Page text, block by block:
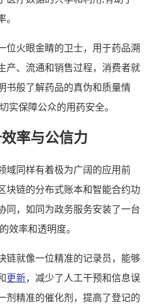
。
位火眼金睛的卫士，用于药品溯
产、流通和销售过程，消费者就
书般了解药品的真伪和质量情
实保障公众的用药安全。
率与公信力
域同样有着极为广阔的应用前
块链的分布式账本和智能合约功
同，如同为政务服务安装了一台
效率和透明度。
链就像一位精准的记录员，能够
更新，减少了人工干预和信息误
剂精准的催化剂，提高了登记的